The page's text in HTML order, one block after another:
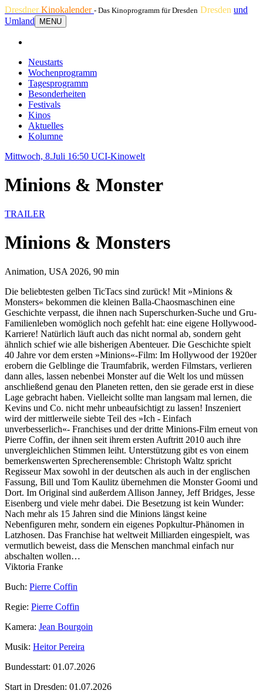
DresdnerKinokalender - Das Kinoprogramm für Dresden Dresden und
Umland
MENU
Neustarts
Wochenprogramm
Tagesprogramm
Besonderheiten
Festivals
Kinos
Aktuelles
Kolumne
Mittwoch, 8.Juli 16:50 UCI-Kinowelt
Minions & Monster
TRAILER
Minions & Monsters
Animation, USA 2026, 90 min
Die beliebtesten gelben TicTacs sind zurück! Mit »Minions &
Monsters« bekommen die kleinen Balla-Chaosmaschinen eine
Geschichte verpasst, die ihnen nach Superschurken-Suche und Gru-
Familienleben womöglich noch gefehlt hat: eine eigene Hollywood-
Karriere! Natürlich läuft auch das nicht normal ab, sondern geht
ähnlich schief wie alle bisherigen Abenteuer. Die Geschichte spielt
40 Jahre vor dem ersten »Minions«-Film: Im Hollywood der 1920er
erobern die Gelblinge die Traumfabrik, werden Filmstars, verlieren
dann alles, lassen nebenbei Monster auf die Welt los und müssen
anschließend genau den Planeten retten, den sie gerade erst in diese
Lage gebracht haben. Vielleicht sollte man langsam mal lernen, die
Kevins und Co. nicht mehr unbeaufsichtigt zu lassen! Inszeniert
wird der mittlerweile siebte Teil des »Ich - Einfach
unverbesserlich«- Franchises und der dritte Minions-Film erneut von
Pierre Coffin, der ihnen seit ihrem ersten Auftritt 2010 auch ihre
unvergleichlichen Stimmen leiht. Unterstützung gibt es von einem
bemerkenswerten Sprecherensemble: Christoph Waltz spricht
Regisseur Max sowohl in der deutschen als auch in der englischen
Fassung, Bill und Tom Kaulitz übernehmen die Monster Goomi und
Dort. Im Original sind außerdem Allison Janney, Jeff Bridges, Jesse
Eisenberg und viele mehr dabei. Die Besetzung ist kein Wunder:
Nach mehr als 15 Jahren sind die Minions längst keine
Nebenfiguren mehr, sondern ein eigenes Popkultur-Phänomen in
Latzhosen. Das Franchise hat weltweit Milliarden eingespielt, was
vermutlich beweist, dass die Menschen manchmal einfach nur
abschalten wollen…
Viktoria Franke
Buch: Pierre Coffin
Regie: Pierre Coffin
Kamera: Jean Bourgoin
Musik: Heitor Pereira
Bundesstart: 01.07.2026
Start in Dresden: 01.07.2026